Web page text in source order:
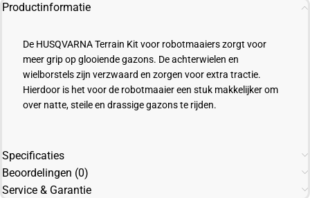
Productinformatie
De HUSQVARNA Terrain Kit voor robotmaaiers zorgt voor
meer grip op glooiende gazons. De achterwielen en
wielborstels zijn verzwaard en zorgen voor extra tractie.
Hierdoor is het voor de robotmaaier een stuk makkelijker om
over natte, steile en drassige gazons te rijden.
Specificaties
Beoordelingen (0)
Service & Garantie